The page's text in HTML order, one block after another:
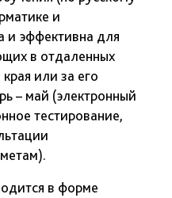
и
и эффективна для
в отдаленных
или за его
– май (электронный
тестирование,
в форме